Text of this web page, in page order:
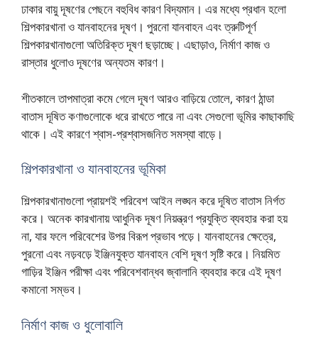
ঢাকার বায়ু দূষণের পেছনে বহুবিধ কারণ বিদ্যমান। এর মধ্যে প্রধান হলো
শিল্পকারখানা ও যানবাহনের দূষণ। পুরনো যানবাহন এবং ত্রুটিপূর্ণ
শিল্পকারখানাগুলো অতিরিক্ত দূষণ ছড়াচ্ছে। এছাড়াও, নির্মাণ কাজ ও
রাস্তার ধুলোও দূষণের অন্যতম কারণ।
শীতকালে তাপমাত্রা কমে গেলে দূষণ আরও বাড়িয়ে তোলে, কারণ ঠান্ডা
বাতাস দূষিত কণাগুলোকে ধরে রাখতে পারে না এবং সেগুলো ভূমির কাছাকাছি
থাকে। এই কারণে শ্বাস-প্রশ্বাসজনিত সমস্যা বাড়ে।
শিল্পকারখানা ও যানবাহনের ভূমিকা
শিল্পকারখানাগুলো প্রায়শই পরিবেশ আইন লঙ্ঘন করে দূষিত বাতাস নির্গত
করে। অনেক কারখানায় আধুনিক দূষণ নিয়ন্ত্রণ প্রযুক্তি ব্যবহার করা হয়
না, যার ফলে পরিবেশের উপর বিরূপ প্রভাব পড়ে। যানবাহনের ক্ষেত্রে,
পুরনো এবং নড়বড়ে ইঞ্জিনযুক্ত যানবাহন বেশি দূষণ সৃষ্টি করে। নিয়মিত
গাড়ির ইঞ্জিন পরীক্ষা এবং পরিবেশবান্ধব জ্বালানি ব্যবহার করে এই দূষণ
কমানো সম্ভব।
নির্মাণ কাজ ও ধুলোবালি